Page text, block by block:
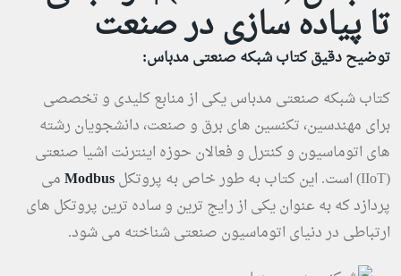
تا پیاده سازی در صنعت
توضیح دقیق کتاب شبکه صنعتی مدباس:
کتاب شبکه صنعتی مدباس یکی از منابع کلیدی و تخصصی
برای مهندسین، تکنسین های برق و صنعت، دانشجویان رشته
های اتوماسیون و کنترل و فعالان حوزه اینترنت اشیا صنعتی
(IIoT) است. این کتاب به طور خاص به پروتکل
Modbusمی
پردازد که به عنوان یکی از رایج ترین و ساده ترین پروتکل های
ارتباطی در دنیای اتوماسیون صنعتی شناخته می شود.